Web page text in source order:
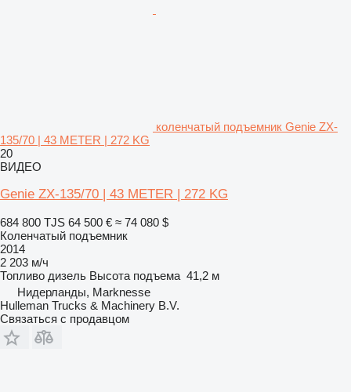
коленчатый подъемник Genie ZX-
135/70 | 43 METER | 272 KG
20
ВИДЕО
Genie ZX-135/70 | 43 METER | 272 KG
684 800 TJS 64 500 € ≈ 74 080 $
Коленчатый подъемник
2014
2 203 м/ч
Топливо дизель Высота подъема 41,2 м
Нидерланды, Marknesse
Hulleman Trucks & Machinery B.V.
Связаться с продавцом